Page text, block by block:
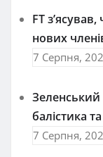
FT
нових
7 Серпня,
Зеленський
балістика
7 Серпня,